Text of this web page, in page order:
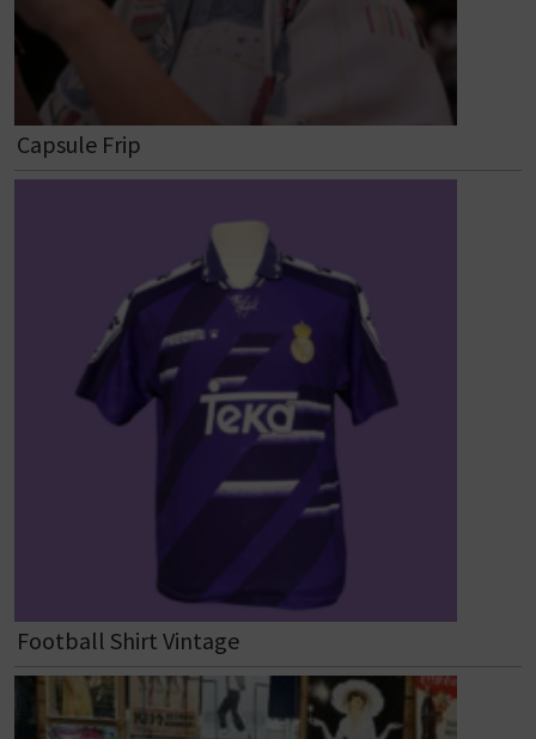
Capsule Frip
Football Shirt Vintage